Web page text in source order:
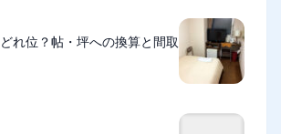
れ位？帖・坪への換算と間取